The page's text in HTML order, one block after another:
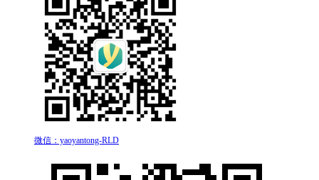
微信：yaoyantong-RLD